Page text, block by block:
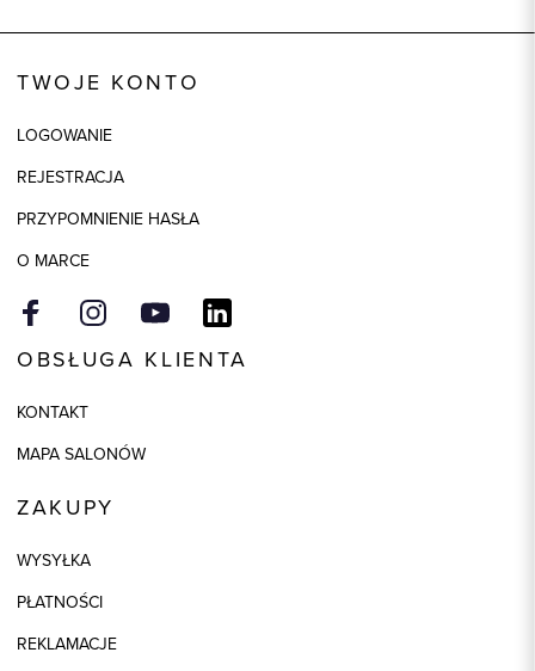
Skład tkaniny
Model
TWOJE KONTO
LOGOWANIE
REJESTRACJA
PRZYPOMNIENIE HASŁA
O MARCE
OBSŁUGA KLIENTA
KONTAKT
MAPA SALONÓW
ZAKUPY
WYSYŁKA
PŁATNOŚCI
REKLAMACJE